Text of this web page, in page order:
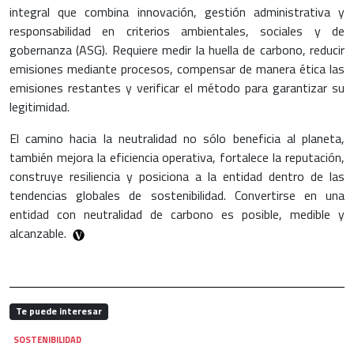
integral que combina innovación, gestión administrativa y
responsabilidad en criterios ambientales, sociales y de
gobernanza (ASG). Requiere medir la huella de carbono, reducir
emisiones mediante procesos, compensar de manera ética las
emisiones restantes y verificar el método para garantizar su
legitimidad.
El camino hacia la neutralidad no sólo beneficia al planeta,
también mejora la eficiencia operativa, fortalece la reputación,
construye resiliencia y posiciona a la entidad dentro de las
tendencias globales de sostenibilidad. Convertirse en una
entidad con neutralidad de carbono es posible, medible y
alcanzable.
Te puede interesar
SOSTENIBILIDAD